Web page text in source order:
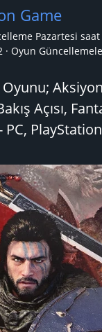
Game
Pazartesi
Oyun
Açısı,
PC,